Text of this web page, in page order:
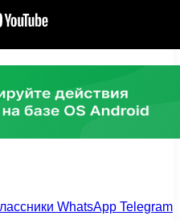
WhatsApp Telegram